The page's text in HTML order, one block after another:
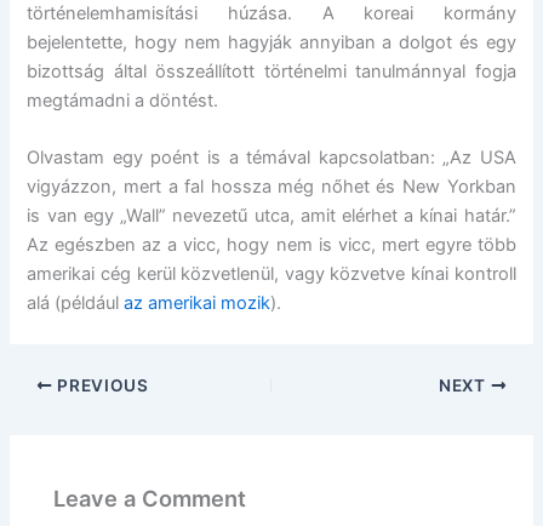
történelemhamisítási húzása. A koreai kormány
bejelentette, hogy nem hagyják annyiban a dolgot és egy
bizottság által összeállított történelmi tanulmánnyal fogja
megtámadni a döntést.
Olvastam egy poént is a témával kapcsolatban: „Az USA
vigyázzon, mert a fal hossza még nőhet és New Yorkban
is van egy „Wall” nevezetű utca, amit elérhet a kínai határ.”
Az egészben az a vicc, hogy nem is vicc, mert egyre több
amerikai cég kerül közvetlenül, vagy közvetve kínai kontroll
alá (példáulaz amerikai mozik).
PREVIOUS NEXT
Leave a Comment